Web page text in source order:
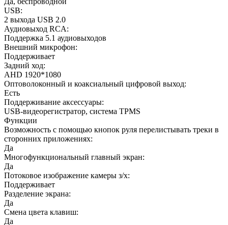
USB:
2 выхода USB 2.0
Аудиовыход RCA:
Поддержка 5.1 аудиовыходов
Внешний микрофон:
Поддерживает
Задний ход:
AHD 1920*1080
Оптоволоконный и коаксиальный цифровой выход:
Есть
Поддерживание аксессуары:
USB-видеорегистратор, система TPMS
Функции
Возможность с помощью кнопок руля перелистывать треки в
сторонних приложениях:
Да
Многофункциональный главный экран:
Да
Потоковое изображение камеры з/х:
Поддерживает
Разделение экрана:
Да
Смена цвета клавиш:
Да